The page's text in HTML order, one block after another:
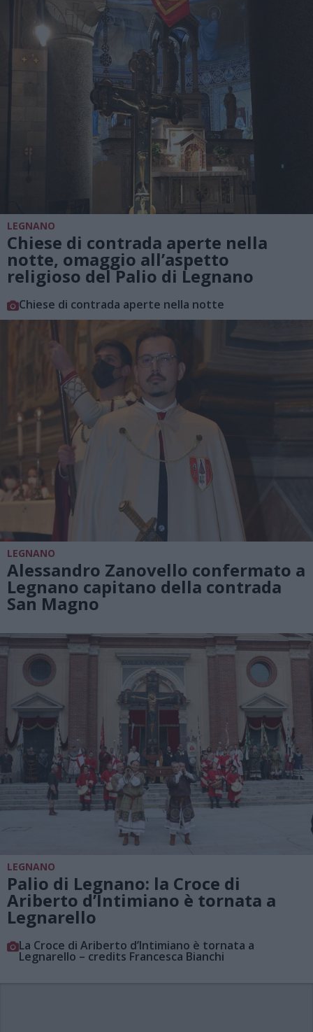
LEGNANO
Chiese di contrada aperte nella
notte, omaggio all’aspetto
religioso del Palio di Legnano
Chiese di contrada aperte nella notte
LEGNANO
Alessandro Zanovello confermato a
Legnano capitano della contrada
San Magno
LEGNANO
Palio di Legnano: la Croce di
Ariberto d’Intimiano è tornata a
Legnarello
La Croce di Ariberto d’Intimiano è tornata a
Legnarello – credits Francesca Bianchi